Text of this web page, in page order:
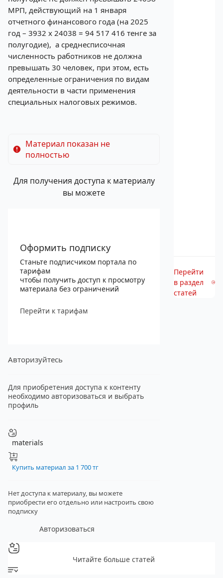
МРП, действующий на 1 января
отчетного финансового года (на 2025
год – 3932 х 24038 = 94 517 416 тенге за
полугодие), а среднесписочная
численность работников не должна
превышать 30 человек, при этом, есть
определенные ограничения по видам
деятельности в части применения
специальных налоговых режимов.
Материал показан не
полностью
Для получения доступа к материалу
вы можете
Оформить подписку
Станьте подписчиком портала по
тарифам
чтобы получить доступ к просмотру
материала без ограничений
Перейти к тарифам
Авторизуйтесь
Для приобретения доступа к контенту
необходимо авторизоваться и выбрать
профиль
materials
Купить материал за 1 700 тг
Нет доступа к материалу, вы можете
приобрести его отдельно или настроить свою
подписку
Авторизоваться
Перейти
в раздел
статей
Читайте больше статей